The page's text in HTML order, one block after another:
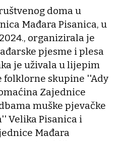
doma u
Mađara Pisanica, u
organizirala je
pjesme i plesa
je uživala u lijepim
skupine ''Ady
Zajednice
muške pjevačke
Velika Pisanica i
Mađara